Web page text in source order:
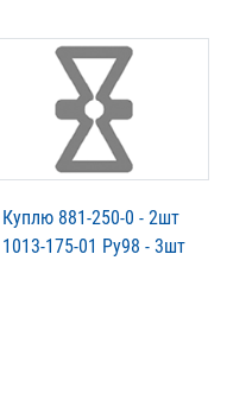
Куплю 881-250-0 - 2шт
1013-175-01 Ру98 - 3шт